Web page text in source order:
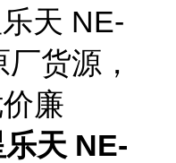
天 NE-
货源，
廉
天 NE-